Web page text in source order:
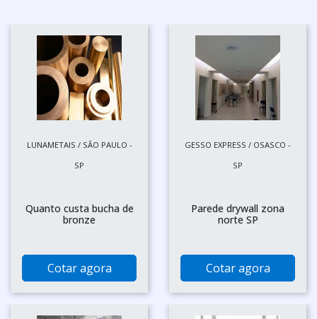
LUNAMETAIS / SÃO PAULO -
SP
Quanto custa bucha de
bronze
Cotar agora
GESSO EXPRESS / OSASCO -
SP
Parede drywall zona
norte SP
Cotar agora